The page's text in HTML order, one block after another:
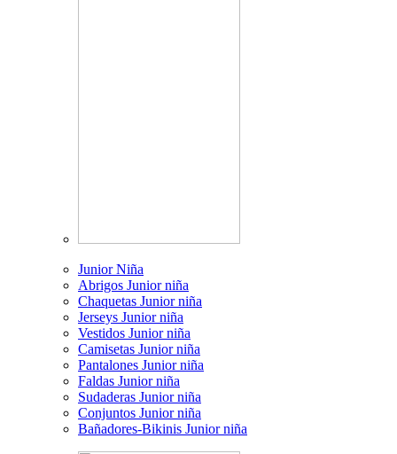
Junior Niña
Abrigos Junior niña
Chaquetas Junior niña
Jerseys Junior niña
Vestidos Junior niña
Camisetas Junior niña
Pantalones Junior niña
Faldas Junior niña
Sudaderas Junior niña
Conjuntos Junior niña
Bañadores-Bikinis Junior niña